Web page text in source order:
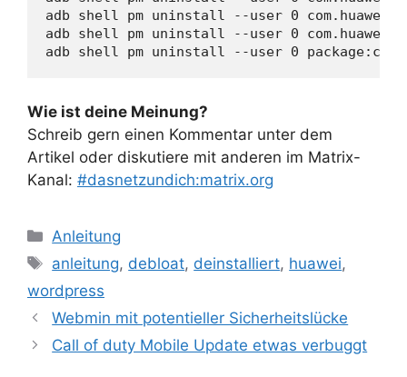
adb shell pm uninstall --user 0
adb shell pm uninstall --user 0
adb shell pm uninstall --user 0
Wie ist deine Meinung?
Schreib gern einen Kommentar unter dem
Artikel oder diskutiere mit anderen im Matrix-
Kanal: #dasnetzundich:matrix.org
Kategorien
Anleitung
Schlagwörter
anleitung, debloat, deinstalliert, huawei,
wordpress
Webmin mit potentieller Sicherheitslücke
Call of duty Mobile Update etwas verbuggt